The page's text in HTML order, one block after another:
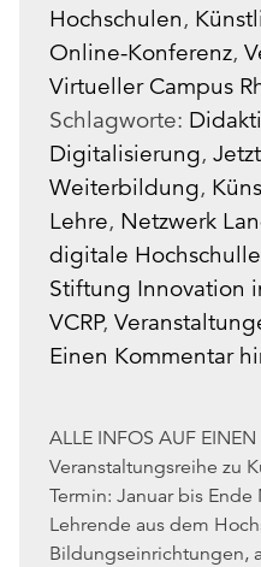
Hochschulen,
Online-Konferenz,
Virtueller Campus
Schlagworte:
Digitalisierung,
Weiterbildung,
Lehre, Netzwerk
digitale
Stiftung Innovation
VCRP,
Einen Kommentar
ALLE INFOS AUF
Veranstaltungsreihe zu
Termin: Januar bis
Lehrende aus dem
Bildungseinrichtungen,